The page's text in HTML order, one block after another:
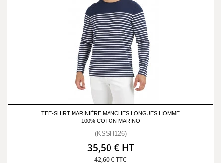
TEE-SHIRT MARINIÈRE MANCHES LONGUES HOMME
100% COTON MARINO
(KSSH126)
35,50 € HT
42,60 € TTC